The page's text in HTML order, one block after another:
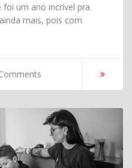
foi um ano incrível pra
mais, pois com